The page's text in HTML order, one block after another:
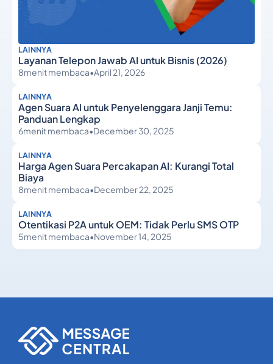
LAINNYA
Layanan Telepon Jawab AI untuk Bisnis (2026)
8menit membaca•April 21, 2026
LAINNYA
Agen Suara AI untuk Penyelenggara Janji Temu:
Panduan Lengkap
6menit membaca•December 30, 2025
LAINNYA
Harga Agen Suara Percakapan AI: Kurangi Total
Biaya
8menit membaca•December 22, 2025
LAINNYA
Otentikasi P2A untuk OEM: Tidak Perlu SMS OTP
5menit membaca•November 14, 2025